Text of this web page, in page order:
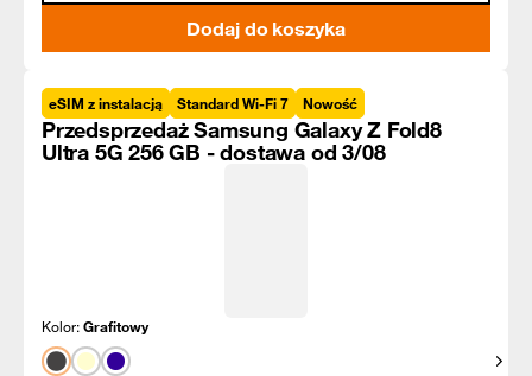
Dodaj do koszyka
eSIM z instalacją Standard Wi-Fi 7 Nowość
Przedsprzedaż Samsung Galaxy Z Fold8
Ultra 5G 256 GB - dostawa od 3/08
Kolor:Grafitowy